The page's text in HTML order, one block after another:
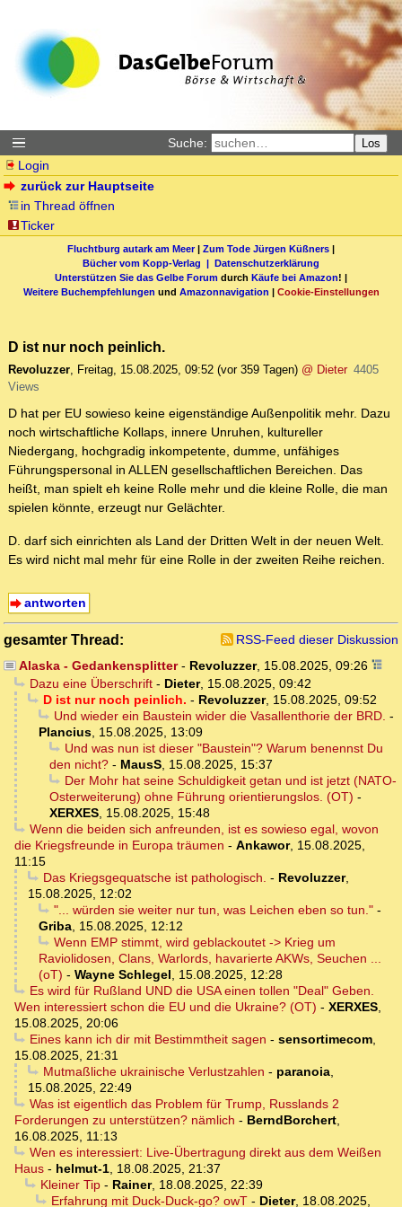
Suche: Los
Login
zurück zur Hauptseite
in Thread öffnen
Ticker
Fluchtburg autark am Meer| Zum Tode Jürgen Küßners |
Bücher vom Kopp-Verlag | Datenschutzerklärung
Unterstützen Sie das Gelbe Forum durch Käufe bei Amazon! |
Weitere Buchempfehlungen und Amazonnavigation | Cookie-Einstellungen
D ist nur noch peinlich.
Revoluzzer, Freitag, 15.08.2025, 09:52 (vor 359 Tagen) @ Dieter 4405
Views
D hat per EU sowieso keine eigenständige Außenpolitik mehr. Dazu
noch wirtschaftliche Kollaps, innere Unruhen, kultureller
Niedergang, hochgradig inkompetente, dumme, unfähiges
Führungspersonal in ALLEN gesellschaftlichen Bereichen. Das
heißt, man spielt eh keine Rolle mehr und die kleine Rolle, die man
spielen könnte, erzeugt nur Gelächter.
D. darf sich einrichten als Land der Dritten Welt in der neuen Welt.
Es wird nicht mal mehr für eine Rolle in der zweiten Reihe reichen.
antworten
gesamter Thread:
RSS-Feed dieser Diskussion
Alaska - Gedankensplitter- Revoluzzer, 15.08.2025, 09:26
Dazu eine Überschrift- Dieter, 15.08.2025, 09:42
D ist nur noch peinlich. - Revoluzzer, 15.08.2025, 09:52
Und wieder ein Baustein wider die Vasallenthorie der BRD. -
Plancius, 15.08.2025, 13:09
Und was nun ist dieser "Baustein"? Warum benennst Du
den nicht? - MausS, 15.08.2025, 15:37
Der Mohr hat seine Schuldigkeit getan und ist jetzt (NATO-
Osterweiterung) ohne Führung orientierungslos. (OT) -
XERXES, 15.08.2025, 15:48
Wenn die beiden sich anfreunden, ist es sowieso egal, wovon
die Kriegsfreunde in Europa träumen - Ankawor, 15.08.2025,
11:15
Das Kriegsgequatsche ist pathologisch. - Revoluzzer,
15.08.2025, 12:02
"... würden sie weiter nur tun, was Leichen eben so tun."-
Griba, 15.08.2025, 12:12
Wenn EMP stimmt, wird geblackoutet -> Krieg um
Raviolidosen, Clans, Warlords, havarierte AKWs, Seuchen ...
(oT) - Wayne Schlegel, 15.08.2025, 12:28
Es wird für Rußland UND die USA einen tollen "Deal" Geben.
Wen interessiert schon die EU und die Ukraine? (OT) - XERXES,
15.08.2025, 20:06
Eines kann ich dir mit Bestimmtheit sagen - sensortimecom,
15.08.2025, 21:31
Mutmaßliche ukrainische Verlustzahlen - paranoia,
15.08.2025, 22:49
Was ist eigentlich das Problem für Trump, Russlands 2
Forderungen zu unterstützen? nämlich - BerndBorchert,
16.08.2025, 11:13
Wen es interessiert: Live-Übertragung direkt aus dem Weißen
Haus - helmut-1, 18.08.2025, 21:37
Kleiner Tip- Rainer, 18.08.2025, 22:39
Erfahrung mit Duck-Duck-go? owT- Dieter, 18.08.2025,